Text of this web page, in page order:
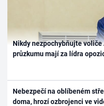
Nikdy nezpochybňujte voliče
průzkumu mají za lídra
Nebezpečí na oblíbeném
doma, hrozí ozbrojenci ve